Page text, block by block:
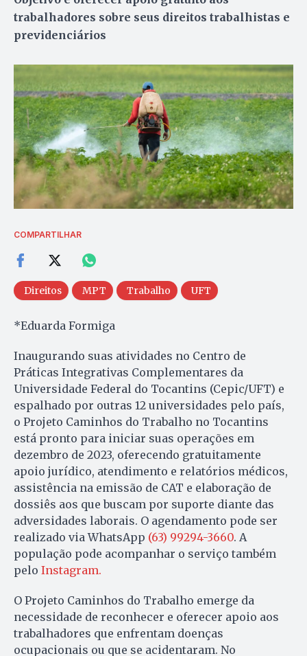
trabalhadores sobre seus direitos trabalhistas e
previdenciários
COMPARTILHAR
Direitos MPT Trabalho UFT
*Eduarda Formiga
Inaugurando suas atividades no Centro de
Práticas Integrativas Complementares da
Universidade Federal do Tocantins (Cepic/UFT) e
espalhado por outras 12 universidades pelo país,
o Projeto Caminhos do Trabalho no Tocantins
está pronto para iniciar suas operações em
dezembro de 2023, oferecendo gratuitamente
apoio jurídico, atendimento e relatórios médicos,
assistência na emissão de CAT e elaboração de
dossiês aos que buscam por suporte diante das
adversidades laborais. O agendamento pode ser
realizado via WhatsApp (63) 99294-3660. A
população pode acompanhar o serviço também
pelo Instagram.
O Projeto Caminhos do Trabalho emerge da
necessidade de reconhecer e oferecer apoio aos
trabalhadores que enfrentam doenças
ocupacionais ou que se acidentaram. No